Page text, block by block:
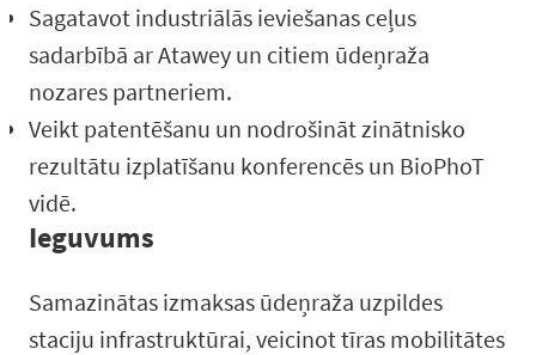
Sagatavot industriālās ieviešanas ceļus
sadarbībā ar Atawey un citiem ūdeņraža
nozares partneriem.
Veikt patentēšanu un nodrošināt zinātnisko
rezultātu izplatīšanu konferencēs un BioPhoT
vidē.
Ieguvums
Samazinātas izmaksas ūdeņraža uzpildes
staciju infrastruktūrai, veicinot tīras mobilitātes